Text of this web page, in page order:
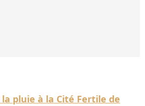
la pluie à la Cité Fertile de